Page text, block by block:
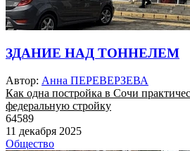
ЗДАНИЕ НАД ТОННЕЛЕМ
Автор: Анна ПЕРЕВЕРЗЕВА
Как одна постройка в Сочи
федеральную стройку
64589
11 декабря 2025
Общество